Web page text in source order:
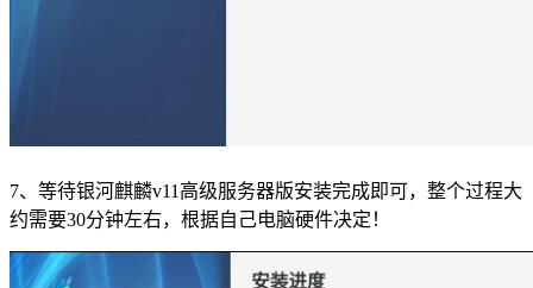
7、等待银河麒麟v11高级服务器版安装完成即可，整个过程大
约需要30分钟左右，根据自己电脑硬件决定！